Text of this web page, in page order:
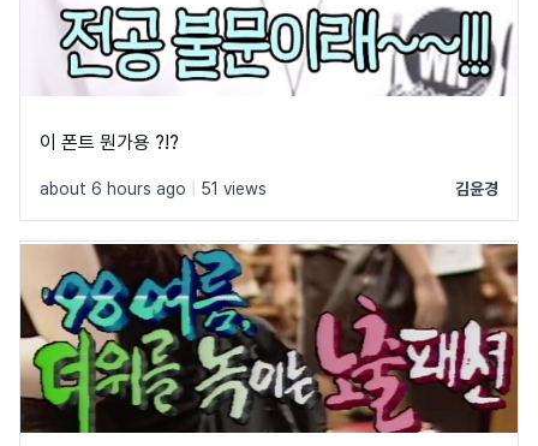
이 폰트 뭔가용 ?!?
about 6 hours ago 51 views 김윤경